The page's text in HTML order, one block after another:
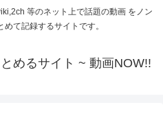
等のネット上で話題の動画 をノン
て記録するサイトです。
めるサイト ~ 動画NOW!!